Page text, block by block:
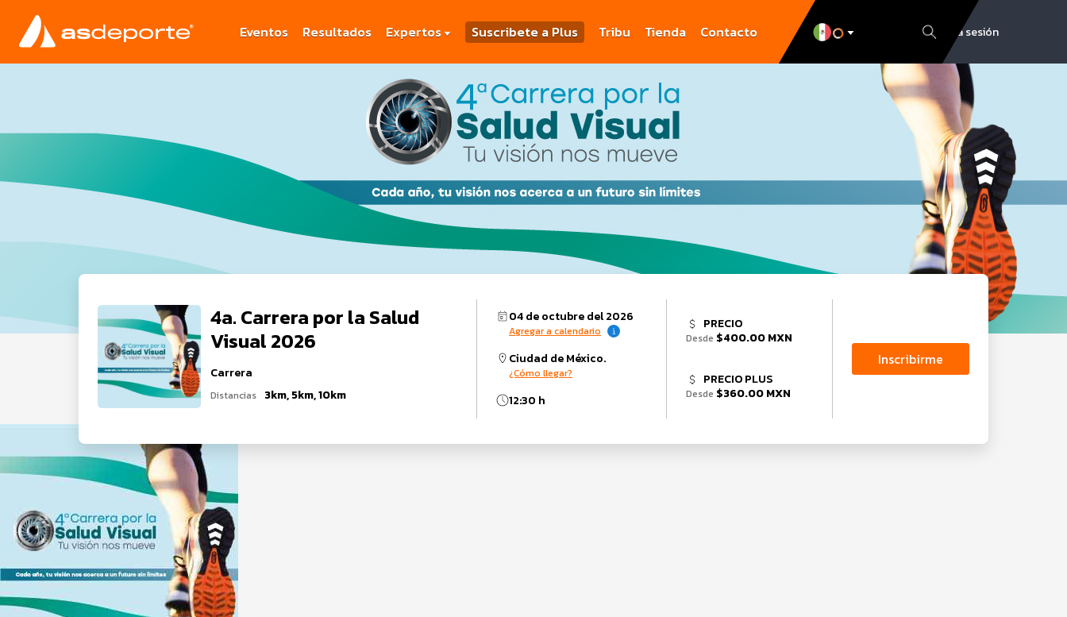
Eventos Resultados Expertos Suscribete a Plus Tribu Tienda Contacto Inicia sesión
4a. Carrera por la Salud
Visual 2026
Carrera
Distancias 3km, 5km, 10km
04 de octubre del 2026
Agregar a calendario
Ciudad de México.
¿Cómo llegar?
12:30 h
PRECIO
Desde $400.00 MXN
PRECIO PLUS
Desde $360.00 MXN
Inscribirme